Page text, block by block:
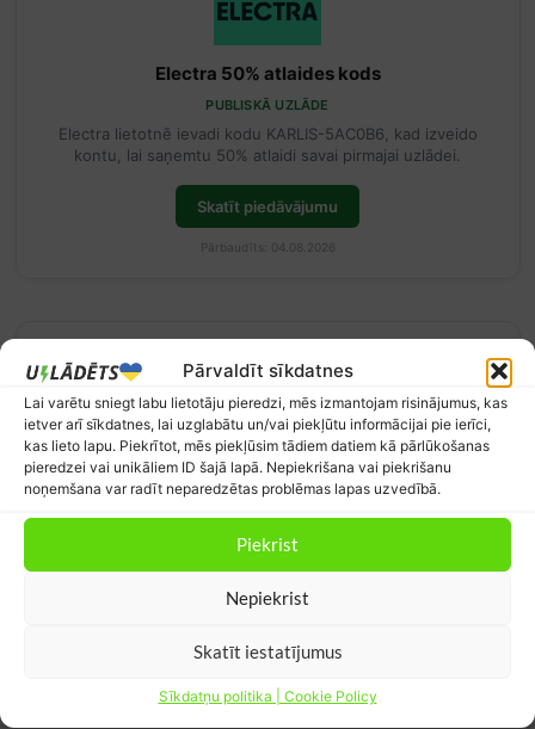
Pārvaldīt sīkdatnes
Lai varētu sniegt labu lietotāju pieredzi, mēs izmantojam risinājumus, kas
ietver arī sīkdatnes, lai uzglabātu un/vai piekļūtu informācijai pie ierīci,
kas lieto lapu. Piekrītot, mēs piekļūsim tādiem datiem kā pārlūkošanas
pieredzei vai unikāliem ID šajā lapā. Nepiekrišana vai piekrišanu
noņemšana var radīt neparedzētas problēmas lapas uzvedībā.
Piekrist
Nepiekrist
Skatīt iestatījumus
Sīkdatņu politika | Cookie Policy
Electra 50% atlaides kods
PUBLISKĀ UZLĀDE
Electra lietotnē ievadi kodu KARLIS-5AC0B6, kad izveido
kontu, lai saņemtu 50% atlaidi savai pirmajai uzlādei.
Skatīt piedāvājumu
Pārbaudīts: 04.08.2026
Lētākās stundas uzlādei Atjaunināts: 09.08. 01:31
0.5 c/kWh Tagad ir izdevīgi lādēties
Lētākais 3h periods:
13:15–16:15 (svētd., 09.08.)
15